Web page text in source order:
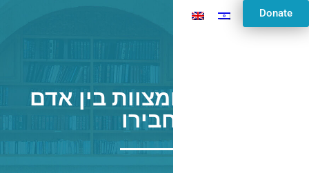
Donate
ל"ג בעומר ומצוות בין אדם
לחבירו